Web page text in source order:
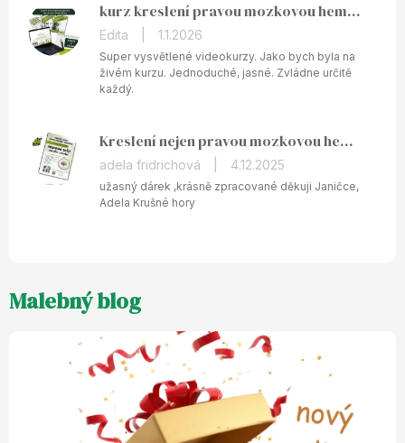
5
hvězdiček.
kurz kreslení pravou mozkovou hemisférou ONLINE
Hodnocení
produktu
je
5
hvězdiček.
Edita 1.1.2026
Super vysvětlené videokurzy. Jako bych byla na
živém kurzu. Jednoduché, jasné. Zvládne určitě
každý.
Kreslení nejen pravou mozkovou hemisférou - tištěný pracovní sešit
Hodnocení
produktu
je
adela fridrichová 4.12.2025
užasný dárek ,krásně zpracované děkuji Janičce,
Adela Krušné hory
Malebný blog